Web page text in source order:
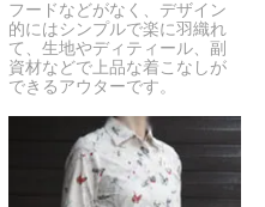
フードなどがなく、デザイン
的にはシンプルで楽に羽織れ
て、生地やディティール、副
資材などで上品な着こなしが
できるアウターです。